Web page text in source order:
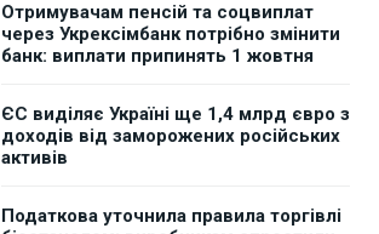
Отримувачам пенсій та соцвиплат
через Укрексімбанк потрібно змінити
банк: виплати припинять 1 жовтня
ЄС виділяє Україні ще 1,4 млрд євро з
доходів від заморожених російських
активів
Податкова уточнила правила торгівлі